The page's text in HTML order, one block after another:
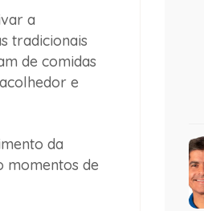
a
tradicionais
de comidas
e
da
momentos de